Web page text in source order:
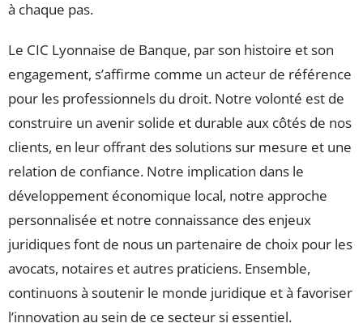
à chaque pas.
Le CIC Lyonnaise de Banque, par son histoire et son
engagement, s’affirme comme un acteur de référence
pour les professionnels du droit. Notre volonté est de
construire un avenir solide et durable aux côtés de nos
clients, en leur offrant des solutions sur mesure et une
relation de confiance. Notre implication dans le
développement économique local, notre approche
personnalisée et notre connaissance des enjeux
juridiques font de nous un partenaire de choix pour les
avocats, notaires et autres praticiens. Ensemble,
continuons à soutenir le monde juridique et à favoriser
l’innovation au sein de ce secteur si essentiel.